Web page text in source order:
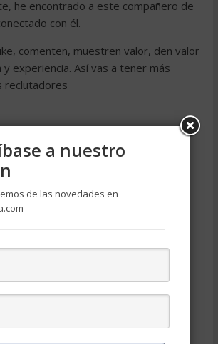
he encontrado a este compañero de
con él.
comenten, muestren valor, den valor
experiencia. Así vas a tener más
reclutadores
laboral
a nuestro
de las novedades en